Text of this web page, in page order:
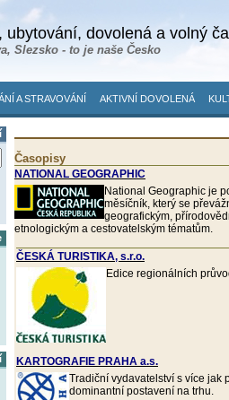
ubytování, dovolená a volný
Slezsko - to je naše Česko
A STRAVOVÁNÍ AKTIVNÍ DOVOLENÁ
Časopisy
NATIONAL GEOGRAPHIC
National Geographic je
měsíčník, který se
geografickým,
etnologickým a cestovatelským tématům.
ČESKÁ TURISTIKA, s.r.o.
Edice regionálních
KARTOGRAFIE PRAHA a.s.
Tradiční vydavatelství s více jak
dominantní postavení na trhu.